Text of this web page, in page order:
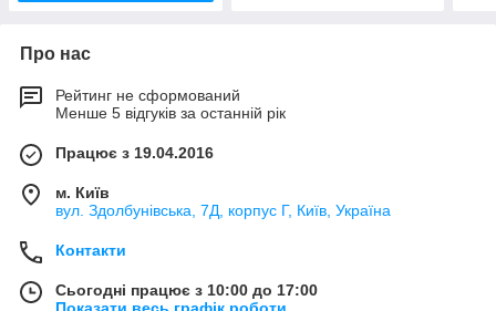
Про нас
Рейтинг не сформований
Менше 5 відгуків за останній рік
Працює з 19.04.2016
м. Київ
вул. Здолбунівська, 7Д, корпус Г, Київ, Україна
Контакти
Сьогодні працює з 10:00 до 17:00